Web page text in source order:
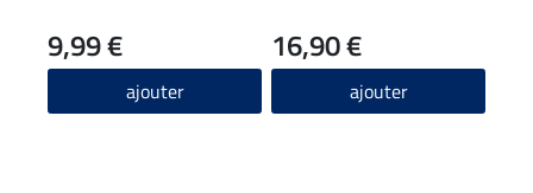
9,99 €
ajouter
16,90 €
ajouter